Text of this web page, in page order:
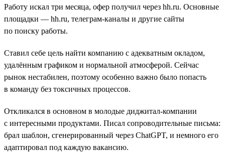
Работу искал три месяца, офер получил через hh.ru. Основные
площадки — hh.ru, телеграм-каналы и другие сайты
по поиску работы.
Ставил себе цель найти компанию с адекватным окладом,
удалённым графиком и нормальной атмосферой. Сейчас
рынок нестабилен, поэтому особенно важно было попасть
в команду без токсичных процессов.
Откликался в основном в молодые диджитал-компании
с интересными продуктами. Писал сопроводительные письма:
брал шаблон, сгенерированный через ChatGPT, и немного его
адаптировал под каждую вакансию.